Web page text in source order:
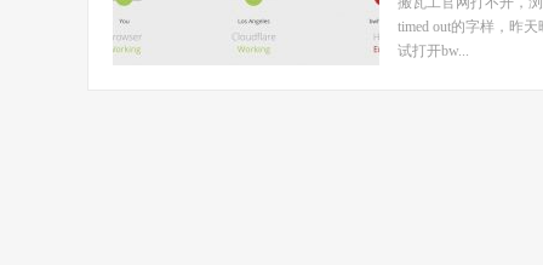
timed out的字样，昨
试打开bw...